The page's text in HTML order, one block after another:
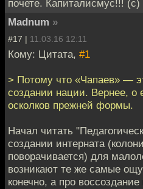
почете. Капиталисмус!!! (с)
Madnum »
#17 | 11.03.16 12:11
Кому: Цитата, #1
> Потому что «Чапаев» —
создании нации. Вернее, о
осколков прежней формы.
Начал читать
создании интерната
поворачивается) для
возникают те же самые
конечно, а про